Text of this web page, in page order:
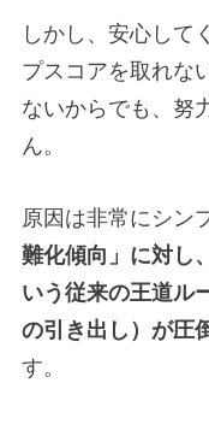
しかし、安心して
プスコアを取れな
ないからでも、努
ん。
原因は非常にシン
難化傾向」に対し
いう従来の王道ル
の引き出し）が圧
す。